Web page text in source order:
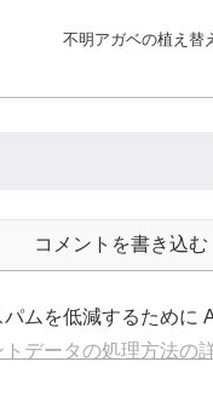
不明アガベの植え替
コメントを書き込む
ムを低減するために
トデータの処理方法の